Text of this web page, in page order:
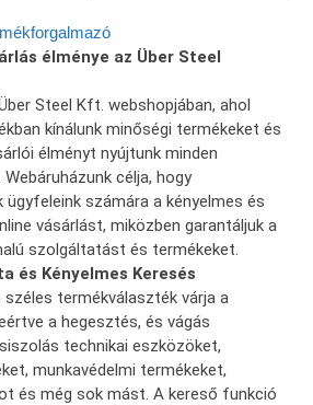
élménye az Über Steel
Steel Kft. webshopjában, ahol
kínálunk minőségi termékeket és
élményt nyújtunk minden
célja, hogy
ügyfeleink számára a kényelmes és
vásárlást, miközben garantáljuk a
szolgáltatást és termékeket.
és Kényelmes Keresés
széles termékválaszték várja a
a hegesztés, és vágás
technikai eszközöket,
munkavédelmi termékeket,
és még sok mást. A kereső funkció